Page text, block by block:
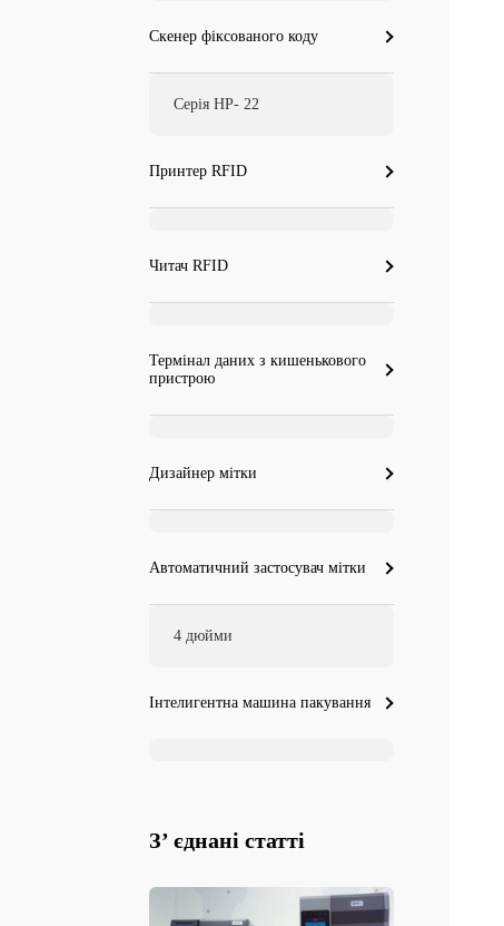
Скенер фіксованого коду
Серія HP- 22
Принтер RFID
Читач RFID
Термінал даних з кишенькового
пристрою
Дизайнер мітки
Автоматичний застосувач мітки
4 дюйми
Інтелигентна машина пакування
З’ єднані статті